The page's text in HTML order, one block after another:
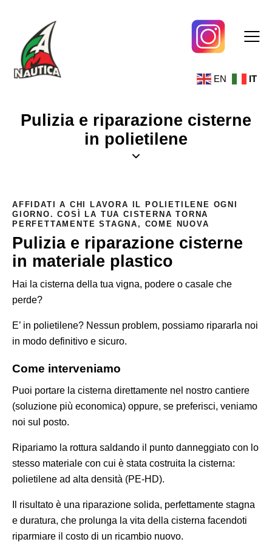
EN IT
Pulizia e riparazione cisterne
in polietilene
AFFIDATI A CHI LAVORA IL POLIETILENE OGNI
GIORNO. COSÌ LA TUA CISTERNA TORNA
PERFETTAMENTE STAGNA, COME NUOVA
Pulizia e riparazione cisterne
in materiale plastico
Hai la cisterna della tua vigna, podere o casale che
perde?
E’ in polietilene? Nessun problem, possiamo ripararla noi
in modo definitivo e sicuro.
Come interveniamo
Puoi portare la cisterna direttamente nel nostro cantiere
(soluzione più economica) oppure, se preferisci, veniamo
noi sul posto.
Ripariamo la rottura saldando il punto danneggiato con lo
stesso materiale con cui è stata costruita la cisterna:
polietilene ad alta densità (PE-HD).
Il risultato è una riparazione solida, perfettamente stagna
e duratura, che prolunga la vita della cisterna facendoti
riparmiare il costo di un ricambio nuovo.